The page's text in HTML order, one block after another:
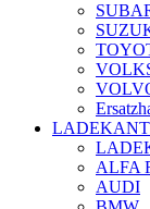
ALFA
AUDI